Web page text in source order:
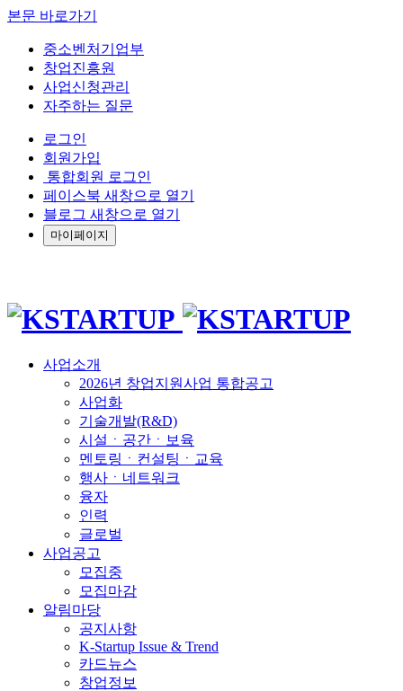
본문 바로가기
중소벤처기업부
창업진흥원
사업신청관리
자주하는 질문
로그인
회원가입
통합회원 로그인
페이스북 새창으로 열기
블로그 새창으로 열기
마이페이지
사업소개
2026년 창업지원사업 통합공고
사업화
기술개발(R&D)
시설ㆍ공간ㆍ보육
멘토링ㆍ컨설팅ㆍ교육
행사ㆍ네트워크
융자
인력
글로벌
사업공고
모집중
모집마감
알림마당
공지사항
K-Startup Issue & Trend
카드뉴스
창업정보